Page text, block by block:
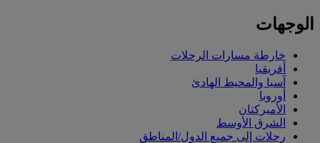
الوجهات
خارطة مسارات الرحلات
أفريقيا
آسيا والمحيط الهادئ
أوروبا
الأميركتان
الشرق الأوسط
رحلات إلى جميع الدول/المناطق